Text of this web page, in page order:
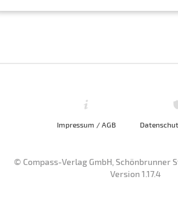
Impressum / AGB
© Compass-Verlag GmbH, Schönbrunner
Version 1.17.4